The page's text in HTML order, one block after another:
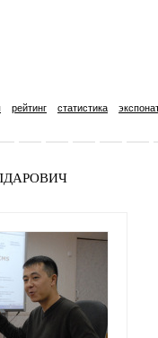
рейтинг статистика